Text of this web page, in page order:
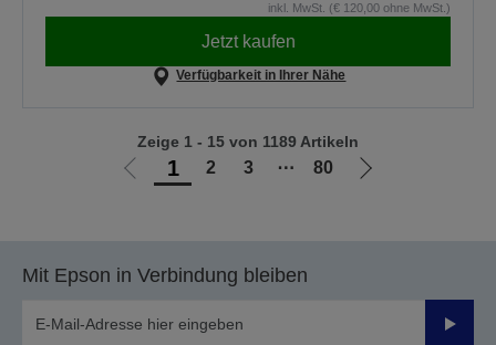
inkl. MwSt. (€ 120,00 ohne MwSt.)
Jetzt kaufen
Verfügbarkeit in Ihrer Nähe
Zur
1 2 3 ⋯ 80
Zur
Zeige 1 - 15 von 1189 Artikeln
Mit Epson in Verbindung bleiben